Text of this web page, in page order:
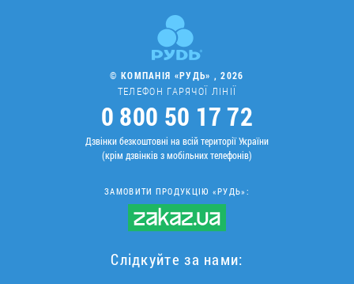
© КОМПАНІЯ «РУДЬ» , 2026
ТЕЛЕФОН ГАРЯЧОЇ ЛІНІЇ
0 800 50 17 72
Дзвінки безкоштовні на всій території України
(крім дзвінків з мобільних телефонів)
ЗАМОВИТИ ПРОДУКЦІЮ «РУДЬ»:
Слідкуйте за нами: